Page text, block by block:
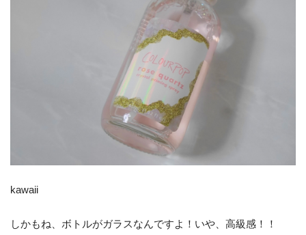
kawaii
しかもね、ボトルがガラスなんですよ！いや、高級感！！